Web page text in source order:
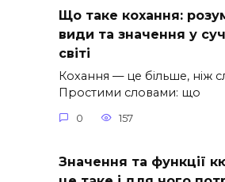
Що таке кохання:
види та значення у
світі
Кохання — це більше, ніж
Простими словами: що
0 157
Значення та функції